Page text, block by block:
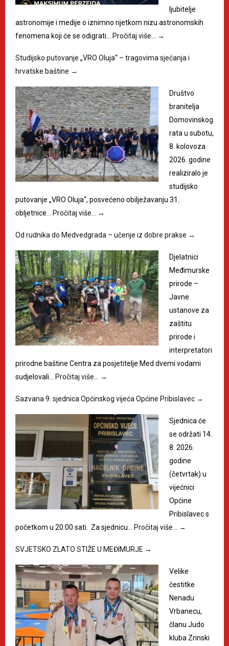
ljubitelje
astronomije i medije o iznimno rijetkom nizu astronomskih
fenomena koji će se odigrati…
Pročitaj više… →
Studijsko putovanje „VRO Oluja“ – tragovima sjećanja i
hrvatske baštine →
Društvo
branitelja
Domovinskog
rata u subotu,
8. kolovoza
2026. godine
realiziralo je
studijsko
putovanje „VRO Oluja“, posvećeno obilježavanju 31.
obljetnice…
Pročitaj više… →
Od rudnika do Medvedgrada – učenje iz dobre prakse →
Djelatnici
Međimurske
prirode –
Javne
ustanove za
zaštitu
prirode i
interpretatori
prirodne baštine Centra za posjetitelje Med dvemi vodami
sudjelovali…
Pročitaj više… →
Sazvana 9. sjednica Općinskog vijeća Općine Pribislavec →
Sjednica će
se održati 14.
8. 2026.
godine
(četvrtak) u
vijećnici
Općine
Pribislavec s
početkom u 20:00 sati. Za sjednicu…
Pročitaj više… →
SVJETSKO ZLATO STIŽE U MEĐIMURJE →
Velike
čestitke
Nenadu
Vrbanecu,
članu Judo
kluba Zrinski